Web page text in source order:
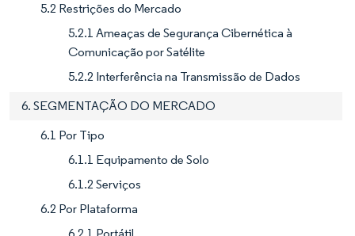
5.2 Restrições do Mercado
5.2.1 Ameaças de Segurança Cibernética à
Comunicação por Satélite
5.2.2 Interferência na Transmissão de Dados
6. SEGMENTAÇÃO DO MERCADO
6.1 Por Tipo
6.1.1 Equipamento de Solo
6.1.2 Serviços
6.2 Por Plataforma